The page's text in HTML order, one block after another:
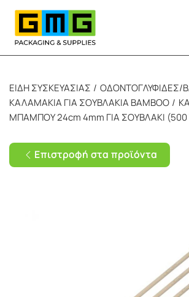
Skip to main content
ΕΙΔΗ ΣΥΣΚΕΥΑΣΙΑΣ
ΟΔΟΝΤΟΓΛΥΦΙΔΕΣ/
ΚΑΛΑΜΑΚΙΑ ΓΙΑ ΣΟΥΒΛΑΚΙΑ BAMBOO
ΜΠΑΜΠΟΥ 24cm 4mm ΓΙΑ ΣΟΥΒΛΑΚΙ
Επιστροφή στα προϊόντα